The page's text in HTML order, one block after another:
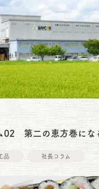
02 第二の恵方巻にな
品 社長コラム